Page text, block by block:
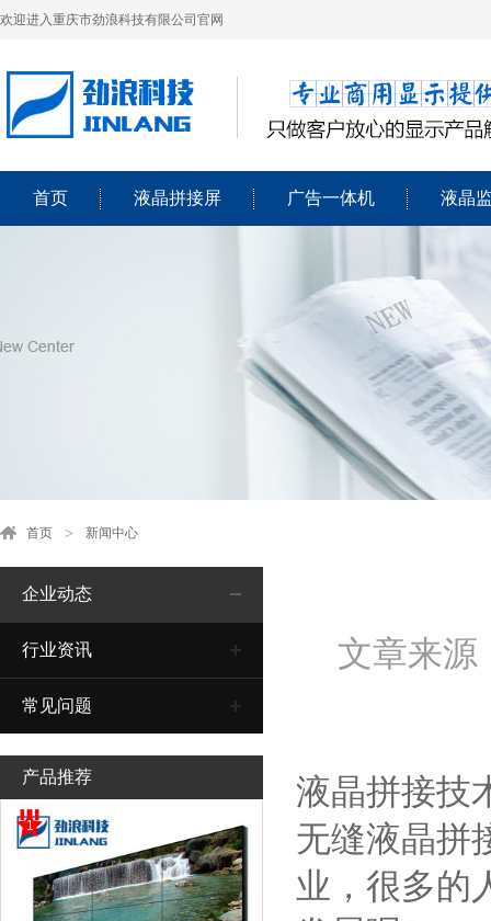
欢迎进入重庆市劲浪科技有限公司官网
首页 液晶拼接屏 广告一体机 液晶
首页 新闻中心
企业动态
行业资讯
常见问题
产品推荐
1
文章来源
液晶拼接技
无缝液晶拼
业，很多的